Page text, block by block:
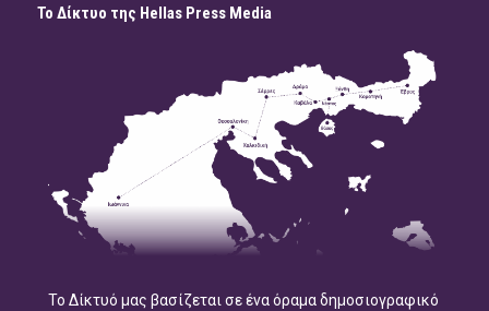
Το Δίκτυο της Hellas Press Media
Το Δίκτυό μας βασίζεται σε ένα όραμα δημοσιογραφικό